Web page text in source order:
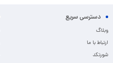
دسترسی سریع
وبلاگ
ارتباط با ما
شورتکد